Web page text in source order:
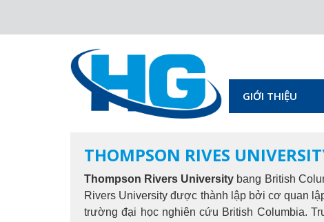
GIỚI THIỆU
THOMPSON RIVES
Thompson Rivers University bang British
Rivers University được thành lập bởi cơ quan
trường đại học nghiên cứu British Columbia.